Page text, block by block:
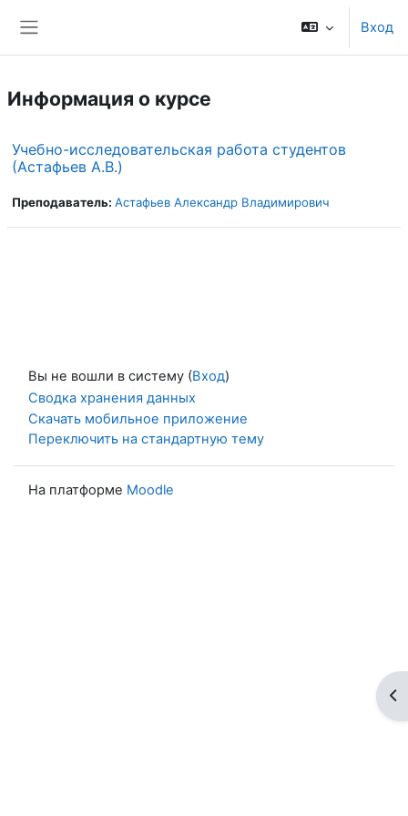
Вход
Информация о курсе
Учебно-исследовательская работа студентов
(Астафьев А.В.)
Преподаватель: Астафьев Александр Владимирович
Вы не вошли в систему (Вход)
Сводка хранения данных
Скачать мобильное приложение
Переключить на стандартную тему
На платформе Moodle